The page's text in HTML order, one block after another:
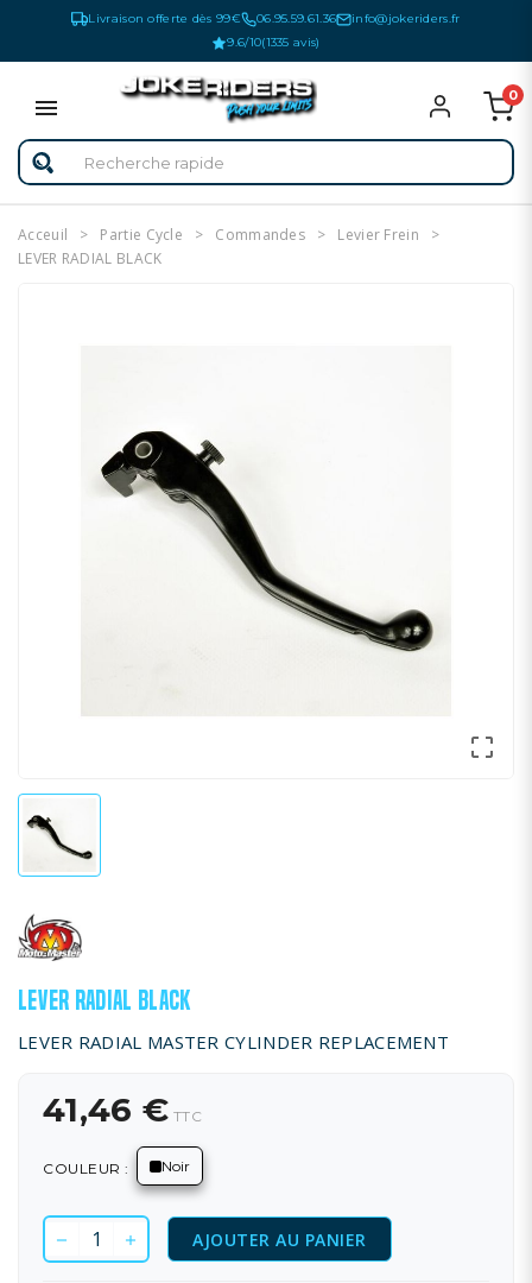
Livraison offerte dès 99€ 06.95.59.61.36
info@jokeriders.fr
9.6/10(1335 avis)
0
Acceuil Partie Cycle Commandes
Levier Frein
LEVER RADIAL BLACK

LEVER RADIAL BLACK
LEVER RADIAL MASTER CYLINDER REPLACEMENT
41,46 € TTC
COULEUR : Noir
AJOUTER AU PANIER